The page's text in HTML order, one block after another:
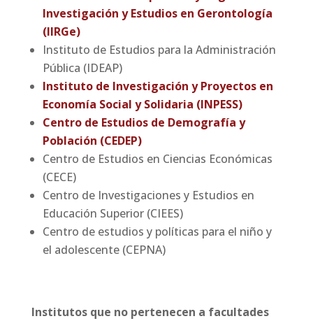
Investigación y Estudios en Gerontología
(IIRGe)
Instituto de Estudios para la Administración
Pública (IDEAP)
Instituto de Investigación y Proyectos en
Economía Social y Solidaria (INPESS)
Centro de Estudios de Demografía y
Población (CEDEP)
Centro de Estudios en Ciencias Económicas
(CECE)
Centro de Investigaciones y Estudios en
Educación Superior (CIEES)
Centro de estudios y políticas para el niño y
el adolescente (CEPNA)
Institutos que no pertenecen a facultades